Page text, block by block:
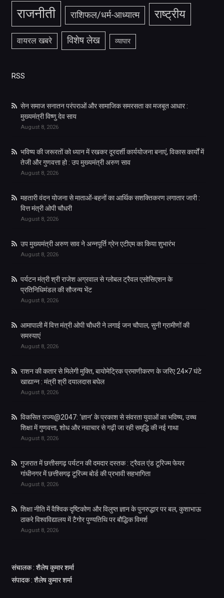
राजनीती राशिफल/धर्म-आध्यात्म राष्ट्रीय
वायरल खबरे विशेष लेख व्यापार
RSS
सेन समाज सनातन परंपराओं और सामाजिक समरसता का मजबूत आधार :
मुख्यमंत्री विष्णु देव साय
August 8, 2026
भविष्य की जरूरतों को ध्यान में रखकर दूरदर्शी कार्ययोजना बनाएं, विकास कार्यों में
तेजी और गुणवत्ता हो : उप मुख्यमंत्री अरुण साव
August 8, 2026
महतारी वंदन योजना से माताओं-बहनों का आर्थिक सशक्तिकरण लगातार जारी :
वित्त मंत्री ओपी चौधरी
August 8, 2026
उप मुख्यमंत्री अरुण साव ने अन्नपूर्ति ग्रेन एटीएम का किया शुभारंभ
August 8, 2026
पर्यटन मंत्री श्री राजेश अग्रवाल से ग्लोबल ट्रैवल एसोसिएशन के
प्रतिनिधिमंडल की सौजन्य भेंट
August 8, 2026
आमापाली में वित्त मंत्री ओपी चौधरी ने लगाई जन चौपाल, सुनी ग्रामीणों की
समस्याएं
August 8, 2026
राशन की कतार से मिलेगी मुक्ति, बायोमेट्रिक प्रमाणीकरण के जरिए 24×7 घंटे
खाद्यान्न : मंत्री श्री दयालदास बघेल
August 8, 2026
विकसित राज्य@2047: ‘ज्ञान’ के प्रकाश से संवरता युवाओं का भविष्य, उच्च
शिक्षा में गुणवत्ता, शोध और नवाचार से गढ़ी जा रही समृद्धि की नई गाथा
August 8, 2026
गुजरात में छत्तीसगढ़ पर्यटन की दमदार दस्तक : ट्रैवल एंड टूरिज्म फेयर
गांधीनगर में छत्तीसगढ़ टूरिज्म बोर्ड की प्रभावी सहभागिता
August 8, 2026
शिक्षा नीति में वैश्विक दृष्टिकोण और विलुप्त ज्ञान के पुनरुद्धार पर बल, कुशाभाऊ
ठाकरे विश्वविद्यालय में टैगोर पुण्यतिथि पर बौद्धिक विमर्श
August 8, 2026
संचालक : शैलेष कुमार शर्मा
संपादक : शैलेष कुमार शर्मा